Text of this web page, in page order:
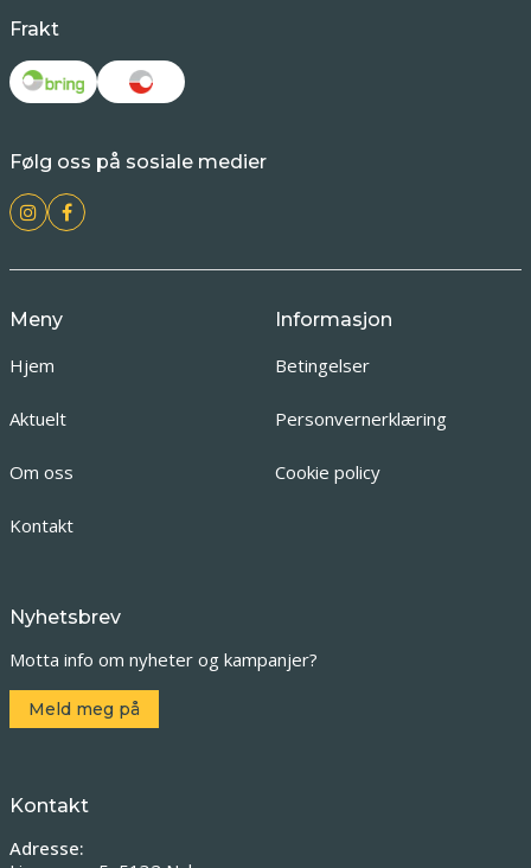
Frakt
Følg oss på sosiale medier
Meny
Hjem
Aktuelt
Om oss
Kontakt
Informasjon
Betingelser
Personvernerklæring
Cookie policy
Nyhetsbrev
Motta info om nyheter og kampanjer?
Meld meg på
Kontakt
Adresse: